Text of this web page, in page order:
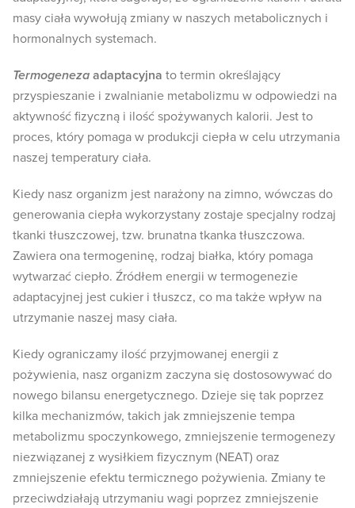
masy ciała wywołują zmiany w naszych metabolicznych i
hormonalnych systemach.
Termogeneza adaptacyjna to termin określający
przyspieszanie i zwalnianie metabolizmu w odpowiedzi na
aktywność fizyczną i ilość spożywanych kalorii. Jest to
proces, który pomaga w produkcji ciepła w celu utrzymania
naszej temperatury ciała.
Kiedy nasz organizm jest narażony na zimno, wówczas do
generowania ciepła wykorzystany zostaje specjalny rodzaj
tkanki tłuszczowej, tzw. brunatna tkanka tłuszczowa.
Zawiera ona termogeninę, rodzaj białka, który pomaga
wytwarzać ciepło. Źródłem energii w termogenezie
adaptacyjnej jest cukier i tłuszcz, co ma także wpływ na
utrzymanie naszej masy ciała.
Kiedy ograniczamy ilość przyjmowanej energii z
pożywienia, nasz organizm zaczyna się dostosowywać do
nowego bilansu energetycznego. Dzieje się tak poprzez
kilka mechanizmów, takich jak zmniejszenie tempa
metabolizmu spoczynkowego, zmniejszenie termogenezy
niezwiązanej z wysiłkiem fizycznym (NEAT) oraz
zmniejszenie efektu termicznego pożywienia. Zmiany te
przeciwdziałają utrzymaniu wagi poprzez zmniejszenie